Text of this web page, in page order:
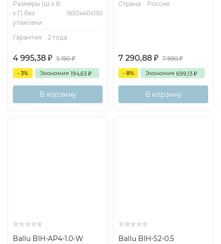
Размеры (Ш х В
х Г) без
упаковки:
1630х40х130
Гарантия: 2 года
4 995,38 ₽ 5 190₽
- 3% Экономия 194,63 ₽
В корзину
Страна:
Россия
7 290,88 ₽ 7 990₽
- 8% Экономия 699,13 ₽
В корзину
Ballu BIH-AP4-1.0-W
Ballu BIH-S2-0.5